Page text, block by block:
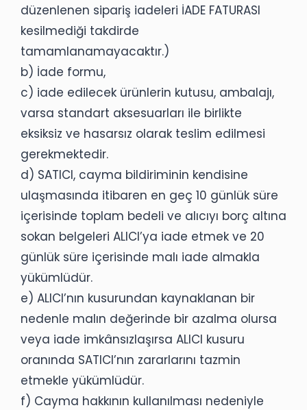
düzenlenen sipariş iadeleri İADE FATURASI
kesilmediği takdirde
tamamlanamayacaktır.)
b) İade formu,
c) iade edilecek ürünlerin kutusu, ambalajı,
varsa standart aksesuarları ile birlikte
eksiksiz ve hasarsız olarak teslim edilmesi
gerekmektedir.
d) SATICI, cayma bildiriminin kendisine
ulaşmasında itibaren en geç 10 günlük süre
içerisinde toplam bedeli ve alıcıyı borç altına
sokan belgeleri ALICI’ya iade etmek ve 20
günlük süre içerisinde malı iade almakla
yükümlüdür.
e) ALICI’nın kusurundan kaynaklanan bir
nedenle malın değerinde bir azalma olursa
veya iade imkânsızlaşırsa ALICI kusuru
oranında SATICI’nın zararlarını tazmin
etmekle yükümlüdür.
f) Cayma hakkının kullanılması nedeniyle